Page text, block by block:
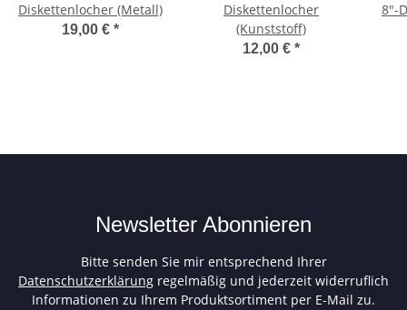
Diskettenlocher (Metall)
19,00 € *
Diskettenlocher
(Kunststoff)
12,00 € *
8"-
Newsletter Abonnieren
Bitte senden Sie mir entsprechend Ihrer
Datenschutzerklärung regelmäßig und jederzeit widerruflich
Informationen zu Ihrem Produktsortiment per E-Mail zu.